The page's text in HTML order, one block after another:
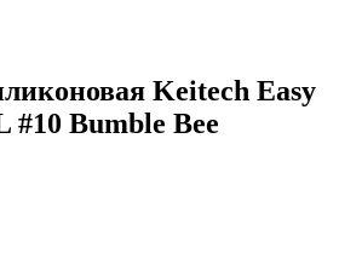
Keitech Easy
#10 Bumble Bee